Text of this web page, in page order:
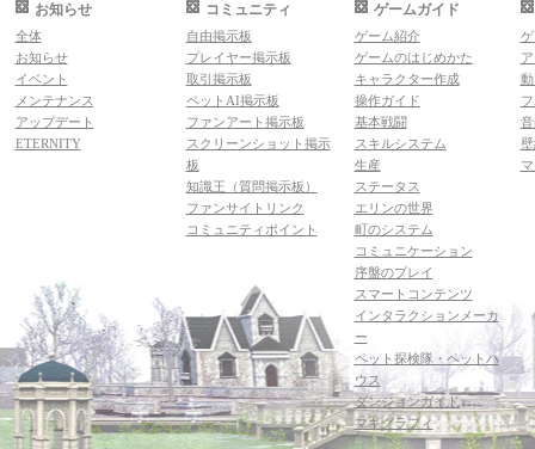
お知らせ
全体
お知らせ
イベント
メンテナンス
アップデート
ETERNITY
コミュニティ
自由掲示板
プレイヤー掲示板
取引掲示板
ペットAI掲示板
ファンアート掲示板
スクリーンショット掲示
板
知識王（質問掲示板）
ファンサイトリンク
コミュニティポイント
ゲームガイド
ゲーム紹介
ゲームのはじめかた
キャラクター作成
操作ガイド
基本戦闘
スキルシステム
生産
ステータス
エリンの世界
町のシステム
コミュニケーション
序盤のプレイ
スマートコンテンツ
インタラクションメーカ
ー
ペット探検隊・ペットハ
ウス
ダンジョンガイド
マギグラフィ